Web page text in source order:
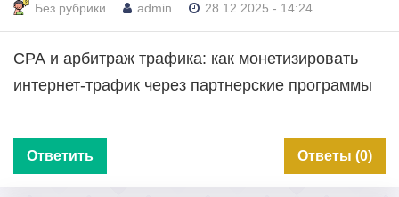
Без рубрики admin 28.12.2025 - 14:24
СРА и арбитраж трафика: как монетизировать
интернет-трафик через партнерские программы
Ответить Ответы (0)